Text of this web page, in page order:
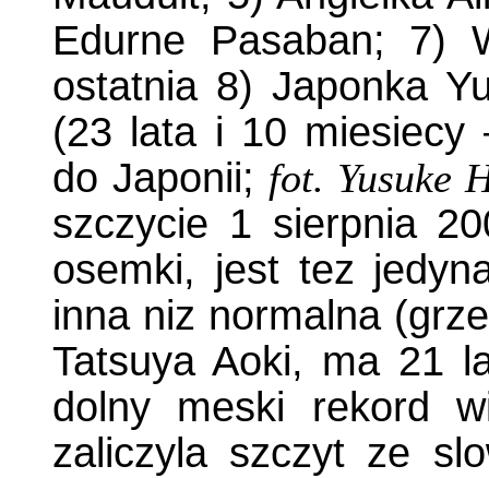
Edurne Pasaban; 7)
ostatnia 8) Japonka
(23 lata i 10 miesiecy
do Japonii; fot. Yusuke
szczycie 1 sierpnia
osemki, jest tez
inna niz normalna
Tatsuya Aoki, ma 21
dolny meski rekord
zaliczyla szczyt ze